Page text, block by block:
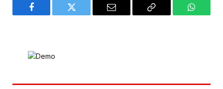
Facebook Twitter Email
Copy